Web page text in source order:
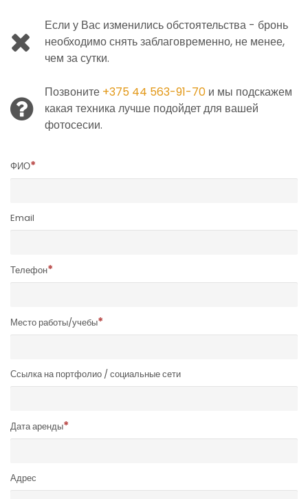
Если у Вас изменились обстоятельства - бронь
необходимо снять заблаговременно, не менее,
чем за сутки.
Позвоните +375 44 563-91-70 и мы подскажем
какая техника лучше подойдет для вашей
фотосесии.
ФИО
Email
Телефон
Место работы/учебы
Ссылка на портфолио / социальные сети
Дата аренды
Адрес